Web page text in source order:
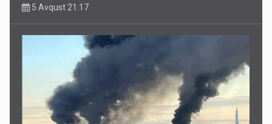
5 Avqust 21:17